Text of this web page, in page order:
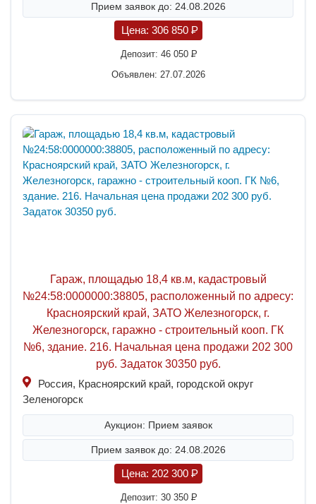
Прием заявок до: 24.08.2026
Цена: 306 850 P
Депозит: 46 050P
Объявлен: 27.07.2026
Гараж, площадью 18,4 кв.м, кадастровый
№24:58:0000000:38805, расположенный по адресу:
Красноярский край, ЗАТО Железногорск, г.
Железногорск, гаражно - строительный кооп. ГК
№6, здание. 216. Начальная цена продажи 202 300
руб. Задаток 30350 руб.
Россия, Красноярский край, городской округ
Зеленогорск
Аукцион: Прием заявок
Прием заявок до: 24.08.2026
Цена: 202 300 P
Депозит: 30 350P